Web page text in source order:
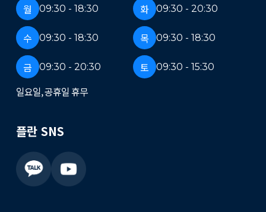
월 09:30 - 18:30 화 09:30 - 20:30
수 09:30 - 18:30 목 09:30 - 18:30
금 09:30 - 20:30 토 09:30 - 15:30
일요일, 공휴일 휴무
플란 SNS